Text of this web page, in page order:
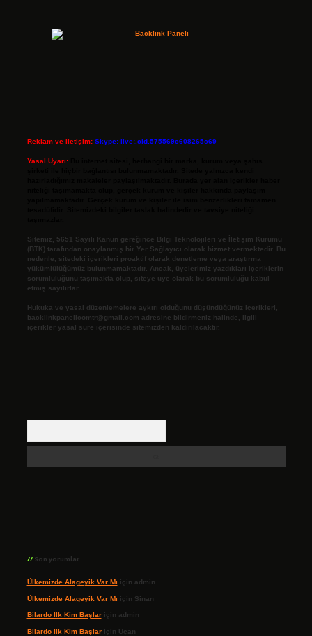
Reklam ve İletişim: Skype: live:.cid.575569c608265c69
Yasal Uyarı:
Sitemiz, 5651 Sayılı Kanun gereğince Bilgi Teknolojileri ve İletişim Kurumu
(BTK) tarafından onaylanmış bir Yer Sağlayıcı olarak hizmet vermektedir. Bu
nedenle, sitedeki içerikleri proaktif olarak denetleme veya araştırma
yükümlülüğümüz bulunmamaktadır. Ancak, üyelerimiz yazdıkları içeriklerin
sorumluluğunu taşımakta olup, siteye üye olarak bu sorumluluğu kabul
etmiş sayılırlar.
Hukuka ve yasal düzenlemelere aykırı olduğunu düşündüğünüz içerikleri,
backlinkpanelicomtr@gmail.com adresine bildirmeniz halinde, ilgili
içerikler yasal süre içerisinde sitemizden kaldırılacaktır.
Son yorumlar
Ülkemizde Alageyik Var Mı için admin
Ülkemizde Alageyik Var Mı için Sinan
Bilardo Ilk Kim Başlariçin admin
Bilardo Ilk Kim Başlariçin Uçan